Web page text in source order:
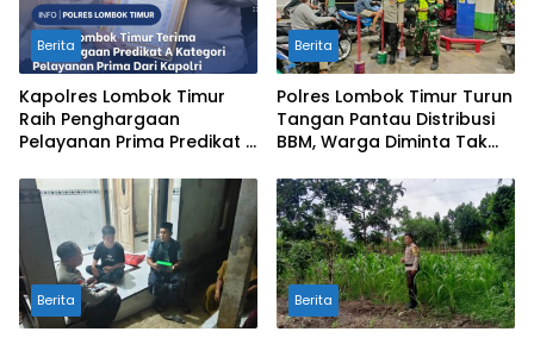
Berita
Kapolres Lombok Timur
Raih Penghargaan
Pelayanan Prima Predikat A
Berita
Polres Lombok Timur Turun
Tangan Pantau Distribusi
BBM, Warga Diminta Tak
Berita Berita